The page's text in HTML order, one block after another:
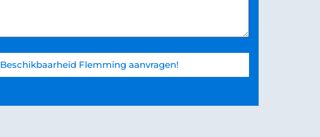
Beschikbaarheid Flemming aanvragen!